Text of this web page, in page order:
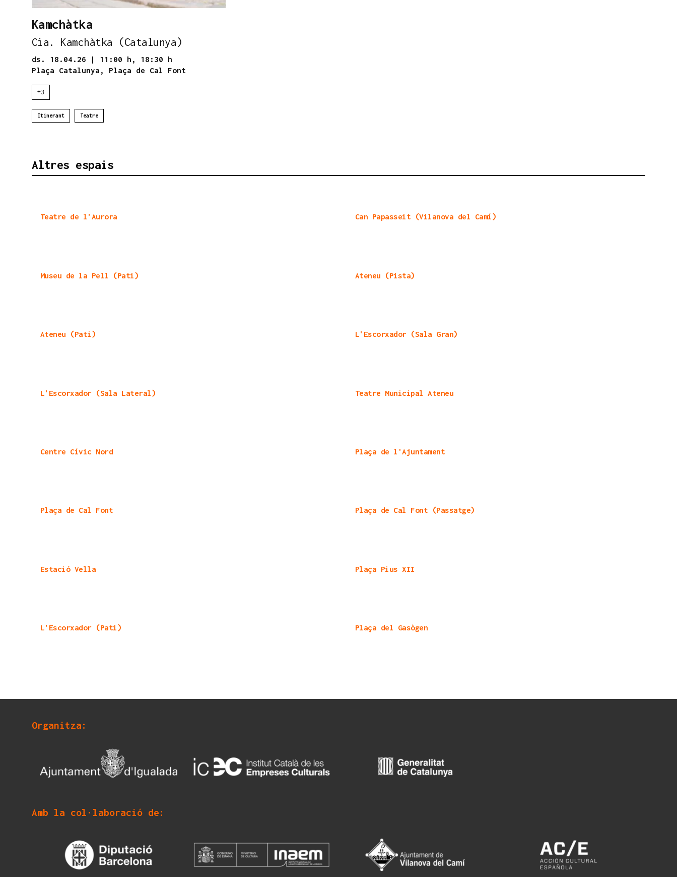
Kamchàtka
Cia. Kamchàtka (Catalunya)
ds. 18.04.26 | 11:00 h,
18:30 h
Plaça Catalunya, Plaça de Cal Font
+3
Itinerant Teatre
Altres espais
Teatre de l'Aurora Can Papasseit (Vilanova del Camí)
Museu de la Pell (Pati) Ateneu (Pista)
Ateneu (Pati) L'Escorxador (Sala Gran)
L'Escorxador (Sala Lateral) Teatre Municipal Ateneu
Centre Cívic Nord Plaça de l'Ajuntament
Plaça de Cal Font Plaça de Cal Font (Passatge)
Estació Vella Plaça Pius XII
L'Escorxador (Pati) Plaça del Gasògen
Organitza:
Amb la col·laboració de: